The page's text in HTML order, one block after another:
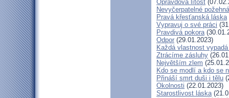
Opravdová lítost
Nevyčerpatelné
Pravá křesťanská láska
Vypravuj o své práci
Pravdivá pokora
Odpor (29.01.2023)
Každá vlastnost
Ztrácíme zásluhy
Největším zlem
Kdo se modlí a kdo se
Přináší smrt duši i tělu
Okolnosti (22.01.2023)
Starostlivost láska